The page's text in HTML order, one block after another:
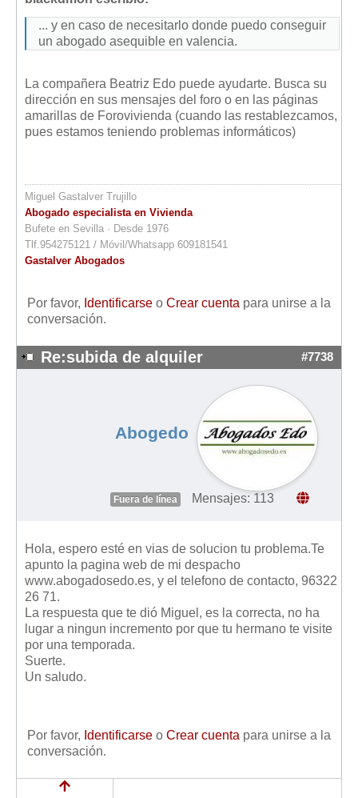
... y en caso de necesitarlo donde puedo conseguir
un abogado asequible en valencia.
La compañera Beatriz Edo puede ayudarte. Busca su
dirección en sus mensajes del foro o en las páginas
amarillas de Forovivienda (cuando las restablezcamos,
pues estamos teniendo problemas informáticos)
Miguel Gastalver Trujillo
Abogado especialista en Vivienda
Bufete en Sevilla · Desde 1976
Tlf.954275121 / Móvil/Whatsapp 609181541
Gastalver Abogados
Por favor, Identificarse o Crear cuenta para unirse a la
conversación.
Re:subida de alquiler #7738
Abogedo
Fuera de línea Mensajes: 113
Hola, espero esté en vias de solucion tu problema.Te
apunto la pagina web de mi despacho
www.abogadosedo.es, y el telefono de contacto, 96322
26 71.
La respuesta que te dió Miguel, es la correcta, no ha
lugar a ningun incremento por que tu hermano te visite
por una temporada.
Suerte.
Un saludo.
Por favor, Identificarse o Crear cuenta para unirse a la
conversación.